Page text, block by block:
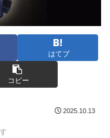
はてブ
コピー
2025.10.13